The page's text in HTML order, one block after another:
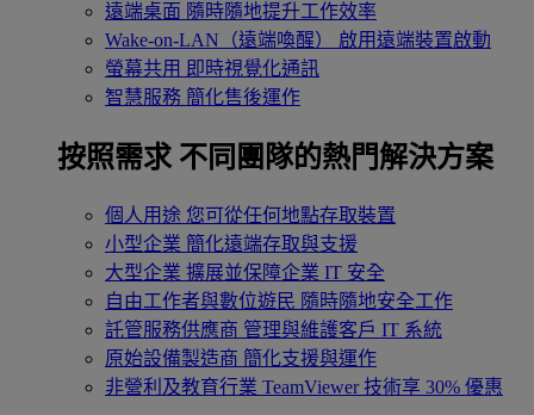
遠端桌面 隨時隨地提升工作效率
Wake-on-LAN（遠端喚醒）
啟用遠端裝置啟動
螢幕共用 即時視覺化通訊
智慧服務 簡化售後運作
按照需求 不同團隊的熱門解決方案
個人用途 您可從任何地點存取裝置
小型企業 簡化遠端存取與支援
大型企業 擴展並保障企業 IT 安全
自由工作者與數位遊民 隨時隨地安全工作
託管服務供應商 管理與維護客戶 IT 系統
原始設備製造商 簡化支援與運作
非營利及教育行業 TeamViewer 技術享 30% 優惠